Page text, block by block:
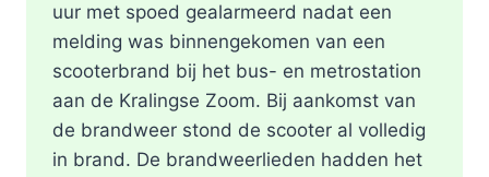
uur met spoed gealarmeerd nadat een
melding was binnengekomen van een
scooterbrand bij het bus- en metrostation
aan de Kralingse Zoom. Bij aankomst van
de brandweer stond de scooter al volledig
in brand. De brandweerlieden hadden het